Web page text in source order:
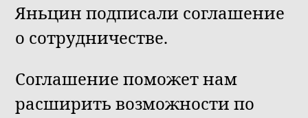
Яньцин подписали соглашение
о сотрудничестве.
Соглашение поможет нам
расширить возможности по